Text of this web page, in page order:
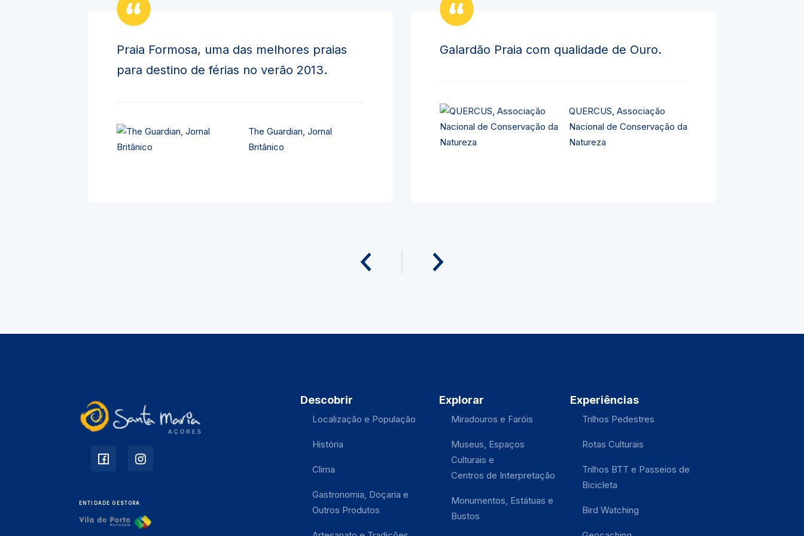
Praia Formosa, uma das melhores praias
para destino de férias no verão 2013.
The Guardian, Jornal
Britânico
Galardão Praia com qualidade de Ouro.
QUERCUS, Associação
Nacional de Conservação da
Natureza
ENTIDADE GESTORA
Descobrir
Localização e População
História
Clima
Gastronomia, Doçaria e
Outros Produtos
Explorar
Miradouros e Faróis
Museus, Espaços
Culturais e
Centros de Interpretação
Monumentos, Estátuas e
Bustos
Experiências
Trilhos Pedestres
Rotas Culturais
Trilhos BTT e Passeios de
Bicicleta
Bird Watching